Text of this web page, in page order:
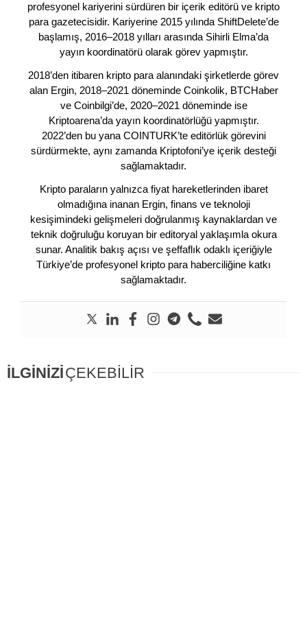
profesyonel kariyerini sürdüren bir içerik editörü ve kripto
para gazetecisidir. Kariyerine 2015 yılında ShiftDelete’de
başlamış, 2016–2018 yılları arasında Sihirli Elma’da
yayın koordinatörü olarak görev yapmıştır.
2018’den itibaren kripto para alanındaki şirketlerde görev
alan Ergin, 2018–2021 döneminde Coinkolik, BTCHaber
ve Coinbilgi’de, 2020–2021 döneminde ise
Kriptoarena’da yayın koordinatörlüğü yapmıştır.
2022’den bu yana COINTURK’te editörlük görevini
sürdürmekte, aynı zamanda Kriptofoni’ye içerik desteği
sağlamaktadır.
Kripto paraların yalnızca fiyat hareketlerinden ibaret
olmadığına inanan Ergin, finans ve teknoloji
kesişimindeki gelişmeleri doğrulanmış kaynaklardan ve
teknik doğruluğu koruyan bir editoryal yaklaşımla okura
sunar. Analitik bakış açısı ve şeffaflık odaklı içeriğiyle
Türkiye’de profesyonel kripto para haberciliğine katkı
sağlamaktadır.
İLGİNİZİÇEKEBİLİR